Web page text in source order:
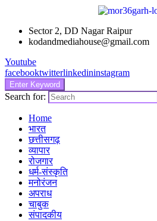
Sector 2, DD Nagar Raipur
kodandmediahouse@gmail.com
Youtube
facebooktwitterlinkedininstagram
Enter Keyword
Search for:
Home
भारत
छत्तीसगढ़
व्यापार
रोजगार
धर्म-संस्कृति
मनोरंजन
अपराध
चाबुक
संपादकीय